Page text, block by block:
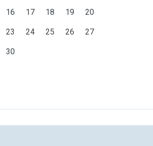
16 17 18 19 20
23 24 25 26 27
30